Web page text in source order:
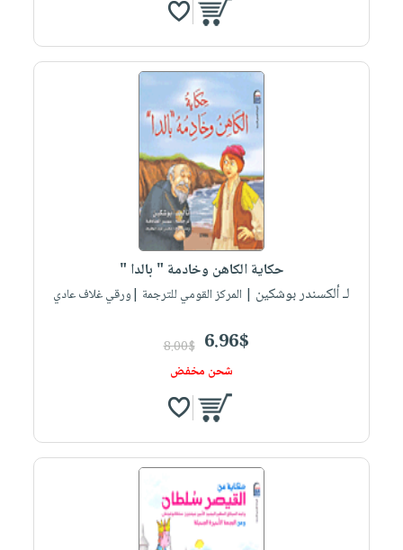
حكاية الكاهن وخادمة " بالدا "
لـ ألكسندر بوشكين | المركز القومي للترجمة |ورقي غلاف عادي
6.96$
8.00$
شحن مخفض